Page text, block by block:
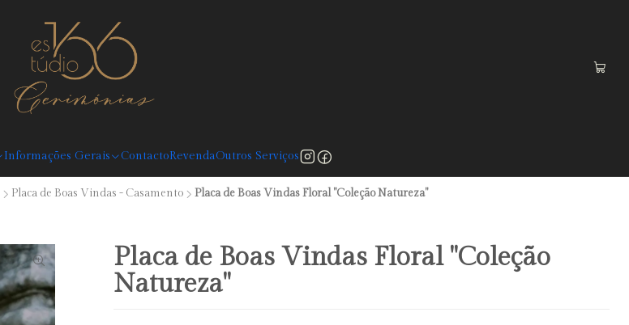
Informações Gerais ContactoRevendaOutros Serviços
Placa de Boas Vindas - Casamento Placa de Boas Vindas Floral "Coleção Natureza"
Placa de Boas Vindas Floral "Coleção
Natureza"